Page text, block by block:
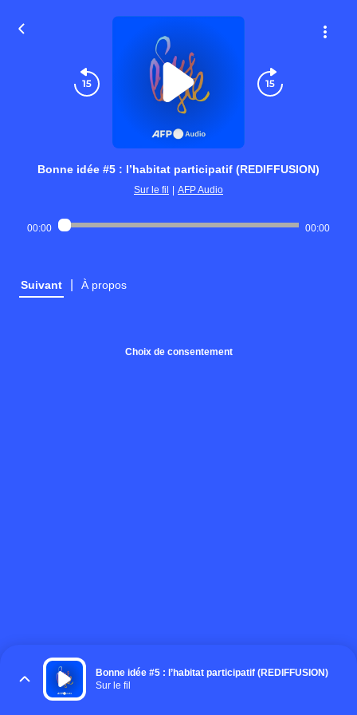
Bonne idée #5 : l’habitat participatif (REDIFFUSION)
Sur le fil AFP Audio
00:00 00:00
Suivant À propos
Choix de consentement
Bonne idée #5 : l’habitat participatif (REDIFFUSION)
Sur le fil